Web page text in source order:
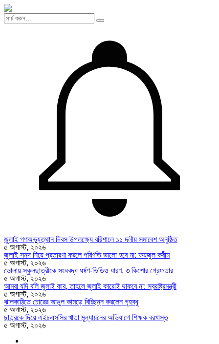
জুলাই গণঅভ্যুত্থান দিবস উপলক্ষ্যে বরিশালে ১১ দলীয় সমাবেশ অনুষ্ঠিত
৫ অগাস্ট, ২০২৬
জুলাই সনদ নিয়ে প্রতারণা করলে পরিণতি ভালো হবে না: ফয়জুল করীম
৫ অগাস্ট, ২০২৬
ভোলায় স্কুলছাত্রীকে সংঘবদ্ধ ধর্ষণ-ভিডিও ধারণ, ৩ কিশোর গ্রেফতার
৫ অগাস্ট, ২০২৬
আমরা যদি বলি জুলাই কার, তাহলে জুলাই কারোই থাকবে না: স্বরাষ্ট্রমন্ত্রী
৫ অগাস্ট, ২০২৬
ঝালকাঠিতে চোরের আঙুল কামড়ে বিচ্ছিন্ন করলেন গৃহবধূ
৫ অগাস্ট, ২০২৬
ছাত্রকে দিয়ে এইচএসসির খাতা মূল্যায়নের অভিযাগে শিক্ষক বরখাস্ত
৫ অগাস্ট, ২০২৬